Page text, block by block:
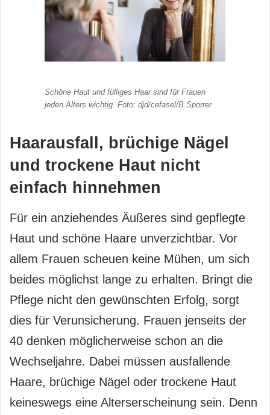
Schöne Haut und fülliges Haar sind für Frauen
jeden Alters wichtig. Foto: djd/cefasel/B.Sporrer
Haarausfall, brüchige Nägel
und trockene Haut nicht
einfach hinnehmen
Für ein anziehendes Äußeres sind gepflegte
Haut und schöne Haare unverzichtbar. Vor
allem Frauen scheuen keine Mühen, um sich
beides möglichst lange zu erhalten. Bringt die
Pflege nicht den gewünschten Erfolg, sorgt
dies für Verunsicherung. Frauen jenseits der
40 denken möglicherweise schon an die
Wechseljahre. Dabei müssen ausfallende
Haare, brüchige Nägel oder trockene Haut
keineswegs eine Alterserscheinung sein. Denn